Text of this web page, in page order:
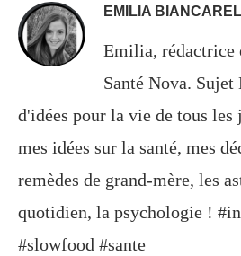
EMILIA
Emilia, rédactrice
Santé Nova.
d'idées pour la vie de tous les
mes idées sur la santé, mes
remèdes de grand-mère, les
quotidien, la psychologie !
#slowfood #sante